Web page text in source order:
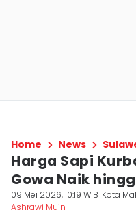
Home News
Harga Sapi
Gowa Naik
09 Mei 2026, 10:19 WIB Kota
Ashrawi Muin